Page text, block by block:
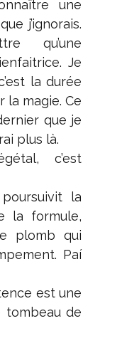
une
j’ignorais.
qu’une
Je
la durée
la magie. Ce
que je
plus là.
c’est
la
la formule,
plomb qui
Paí
est une
tombeau de